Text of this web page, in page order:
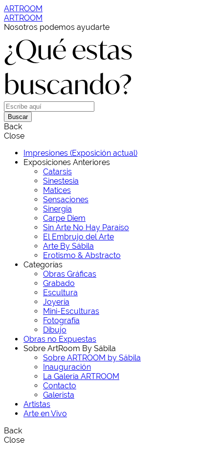
ARTROOM
ARTROOM
Nosotros podemos ayudarte
¿Qué estas
buscando?
Buscar
Back
Close
Impresiones (Exposición actual)
Exposiciones Anteriores
Catarsis
Sinestesia
Matices
Sensaciones
Sinergia
Carpe Diem
Sin Arte No Hay Paraíso
El Embrujo del Arte
Arte By Sábila
Erotismo & Abstracto
Categorías
Obras Gráficas
Grabado
Escultura
Joyería
Mini-Esculturas
Fotografía
Dibujo
Obras no Expuestas
Sobre ArtRoom By Sábila
Sobre ARTROOM by Sábila
Inauguración
La Galería ARTROOM
Contacto
Galerista
Artistas
Arte en Vivo
Back
Close